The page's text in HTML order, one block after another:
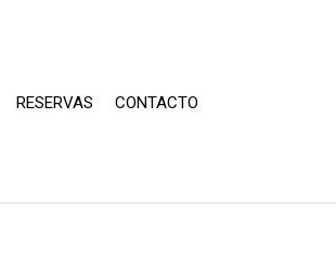
RESERVAS CONTACTO